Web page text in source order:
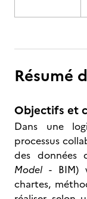
Résumé
Objectifs et
Dans une
processus
des données
Model - BIM)
chartes,